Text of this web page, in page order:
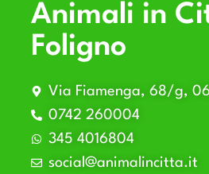
Animali in
Foligno
Via Fiamenga, 68/g,
0742 260004
345 4016804
social@animalincitta.it